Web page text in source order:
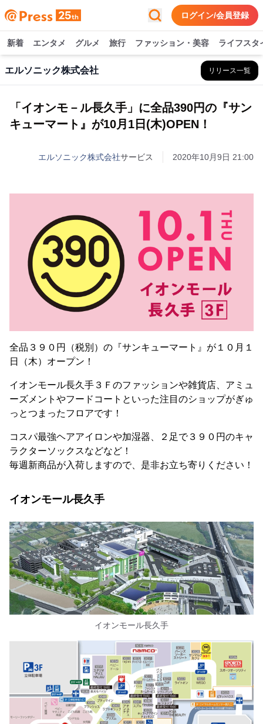
ログイン/会員登録
新着 エンタメ グルメ 旅行 ファッション・美容 ライフスタ
エルソニック株式会社 リリース一覧
「イオンモ－ル長久手」に全品390円の『サン
キューマート』が10月1日(木)OPEN！
エルソニック株式会社サービス 2020年10月9日 21:00
全品３９０円（税別）の『サンキューマート』が１０月１
日（木）オープン！
イオンモール長久手３Ｆのファッションや雑貨店、アミュ
ーズメントやフードコートといった注目のショップがぎゅ
っとつまったフロアです！
コスパ最強ヘアアイロンや加湿器、２足で３９０円のキャ
ラクターソックスなどなど！
毎週新商品が入荷しますので、是非お立ち寄りください！
イオンモール長久手
イオンモール長久手